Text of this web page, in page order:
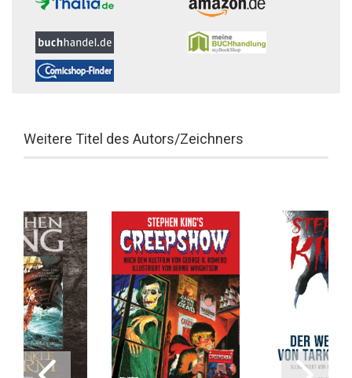
Weitere Titel des Autors/Zeichners